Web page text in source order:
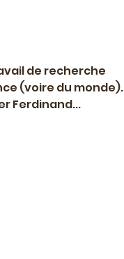
de recherche
(voire du monde).
Ferdinand...